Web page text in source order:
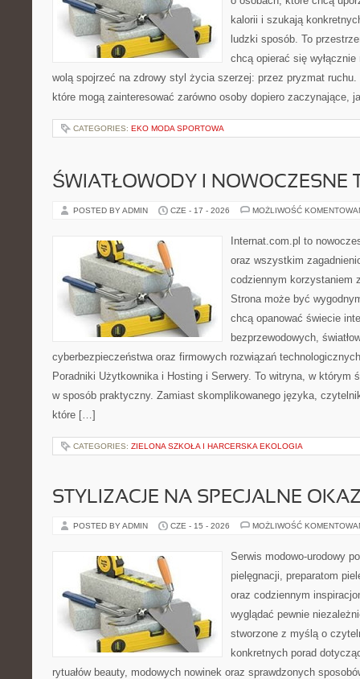
kalorii i szukają
ludzki sposób. To
chcą opierać się
wolą spojrzeć na zdrowy styl życia szerzej: przez pryzmat
które mogą zainteresować zarówno osoby dopiero
CATEGORIES: EKO MODA SPORTOWA
ŚWIATŁOWODY I NOWOCZESNE
POSTED BY ADMIN CZE - 17 - 2026 MOŻLIWOŚĆ
Internat.com.pl to
oraz wszystkim
codziennym korzystaniem
Strona może być
chcą opanować świecie
bezprzewodowych,
cyberbezpieczeństwa oraz firmowych rozwiązań
Poradniki Użytkownika i Hosting i Serwery. To witryna, w którym
w sposób praktyczny. Zamiast skomplikowanego języka,
które […]
CATEGORIES: ZIELONA SZKOŁA I HARCERSKA EKOLOGIA
STYLIZACJE NA SPECJALNE
POSTED BY ADMIN CZE - 15 - 2026 MOŻLIWOŚĆ
Serwis modowo-urodowy
pielęgnacji, preparatom
oraz codziennym
wyglądać pewnie
stworzone z myślą o
konkretnych porad
rytuałów beauty, modowych nowinek oraz sprawdzonych